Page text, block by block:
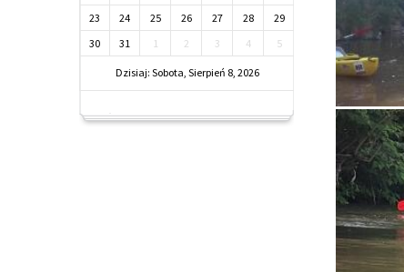
23
24 25 26 27 28
29
30
31 1 2 3 4 5
Dzisiaj: Sobota, Sierpień 8, 2026